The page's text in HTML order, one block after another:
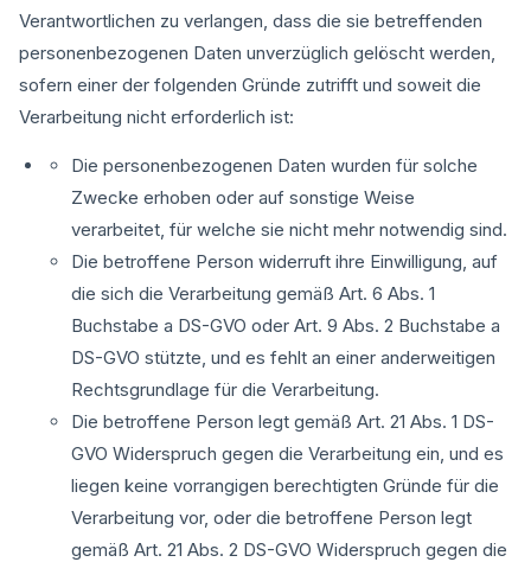
Verantwortlichen zu verlangen, dass die sie betreffenden
personenbezogenen Daten unverzüglich gelöscht werden,
sofern einer der folgenden Gründe zutrifft und soweit die
Verarbeitung nicht erforderlich ist:
Die personenbezogenen Daten wurden für solche
Zwecke erhoben oder auf sonstige Weise
verarbeitet, für welche sie nicht mehr notwendig sind.
Die betroffene Person widerruft ihre Einwilligung, auf
die sich die Verarbeitung gemäß Art. 6 Abs. 1
Buchstabe a DS-GVO oder Art. 9 Abs. 2 Buchstabe a
DS-GVO stützte, und es fehlt an einer anderweitigen
Rechtsgrundlage für die Verarbeitung.
Die betroffene Person legt gemäß Art. 21 Abs. 1 DS-
GVO Widerspruch gegen die Verarbeitung ein, und es
liegen keine vorrangigen berechtigten Gründe für die
Verarbeitung vor, oder die betroffene Person legt
gemäß Art. 21 Abs. 2 DS-GVO Widerspruch gegen die